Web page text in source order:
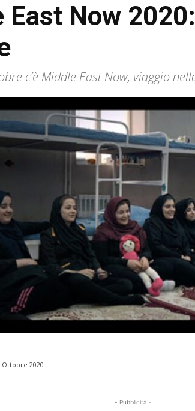
East Now
c’è Middle East Now, viaggio
Ottobre 2020
- Pubblicità -